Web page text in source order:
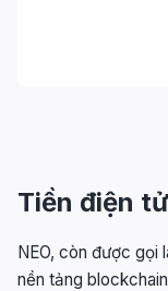
Tiền điện
NEO, còn được gọi
nền tảng